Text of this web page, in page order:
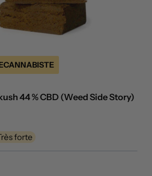
44 % CBD (Weed Side Story)
forte